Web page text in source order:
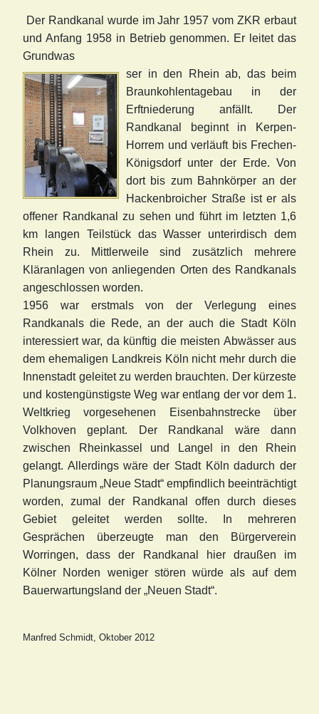
DerRandkanal wurde im Jahr 1957 vom ZKR erbaut
und Anfang 1958 in Betrieb genommen. Er leitet das
Grundwas
ser in den Rhein ab, das beim
Braunkohlentagebau in der
Erftniederung anfällt. Der
Randkanal beginnt in Kerpen-
Horrem und verläuft bis Frechen-
Königsdorf unter der Erde. Von
dort bis zum Bahnkörper an der
Hackenbroicher Straße ist er als
offener Randkanal zu sehen und führt im letzten 1,6
km langen Teilstück das Wasser unterirdisch dem
Rhein zu.
Mittlerweile sind zusätzlich mehrere
Kläranlagen von anliegenden Orten des Randkanals
angeschlossen worden.
1956 war erstmals von der Verlegung eines
Randkanals die Rede, an der auch die Stadt Köln
interessiert war, da künftig die meisten Abwässer aus
dem ehemaligen Landkreis Köln nicht mehr durch die
Innenstadt geleitet zu werden brauchten. Der kürzeste
und kostengünstigste Weg war entlang der vor dem 1.
Weltkrieg vorgesehenen Eisenbahnstrecke über
Volkhoven geplant. Der Randkanal wäre dann
zwischen Rheinkassel und Langel in den Rhein
gelangt. Allerdings wäre der Stadt Köln dadurch der
Planungsraum „Neue Stadt“ empfindlich beeinträchtigt
worden, zumal der Randkanal offen durch dieses
Gebiet geleitet werden sollte. In mehreren
Gesprächen überzeugte man den Bürgerverein
Worringen, dass der Randkanal hier draußen im
Kölner Norden weniger stören würde als auf dem
Bauerwartungsland der „Neuen Stadt“.
Manfred Schmidt, Oktober 2012